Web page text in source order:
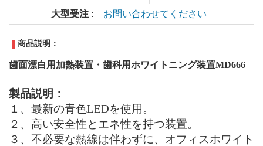
大型受注 : お問い合わせてください
商品説明：
歯面漂白用加熱装置・歯科用ホワイトニング装置MD666
製品説明 ：
１、最新の青色LEDを使用。
２、高い安全性とエネ性を持つ装置。
３、不必要な熱線は伴わずに、オフィスホワイト